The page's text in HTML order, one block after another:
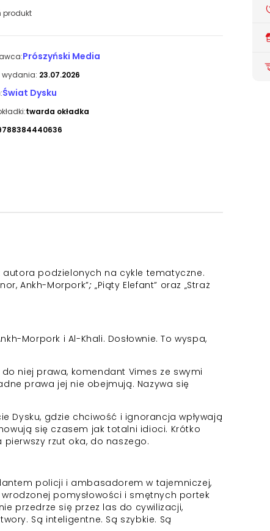
produkt
Prószyński Media
wydania: 23.07.2026
Świat Dysku
twarda okładka
autora podzielonych na cykle tematyczne.
Ankh-Morpork”;„Piąty Elefant” oraz „Straż
Morpork i Al-Khali. Dosłownie. To wyspa,
niej prawa, komendant Vimes ze swymi
prawa jej nie obejmują. Nazywa się
Dysku, gdzie chciwość i ignorancja wpływają
się czasem jak totalni idioci. Krótko
rzut oka, do naszego.
policji i ambasadorem w tajemniczej,
pomysłowości i smętnych portek
przedrze się przez las do cywilizacji,
Są inteligentne. Są szybkie. Są